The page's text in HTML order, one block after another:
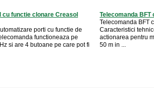
cu functie clonare Creasol
porti cu functie de
functioneaza pe
si are 4 butoane pe care pot fi
Telecomanda BFT
Telecomanda BFT
Caracteristici
actionarea pentru
50 m in ...